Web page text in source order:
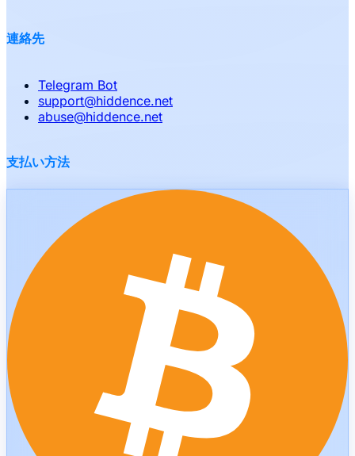
連絡先
Telegram Bot
support@hiddence.net
abuse@hiddence.net
支払い方法